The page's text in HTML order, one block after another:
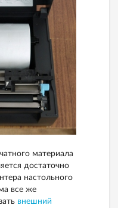
материала
достаточно
настольного
все же
внешний